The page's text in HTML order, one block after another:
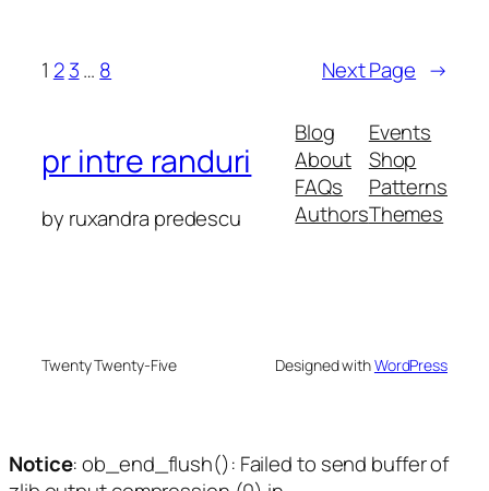
1 2 3… 8 Next Page →
pr intre randuri
by ruxandra predescu
Blog
About
FAQs
Authors
Events
Shop
Patterns
Themes
Twenty Twenty-Five Designed withWordPress
Notice: ob_end_flush(): Failed to send buffer of